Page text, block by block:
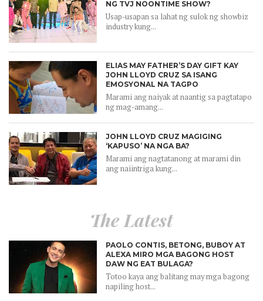
NG TVJ NOONTIME SHOW?
Usap-usapan sa lahat ng sulok ng showbiz
industry kung...
ELIAS MAY FATHER’S DAY GIFT KAY
JOHN LLOYD CRUZ SA ISANG
EMOSYONAL NA TAGPO
Marami ang naiyak at naantig sa pagtatapo
ng mag-amang...
JOHN LLOYD CRUZ MAGIGING
‘KAPUSO’ NA NGA BA?
Marami ang nagtatanong at marami din
ang naiintriga kung...
The Latest
PAOLO CONTIS, BETONG, BUBOY AT
ALEXA MIRO MGA BAGONG HOST
DAW NG EAT BULAGA?
Totoo kaya ang balitang may mga bagong
napiling host...